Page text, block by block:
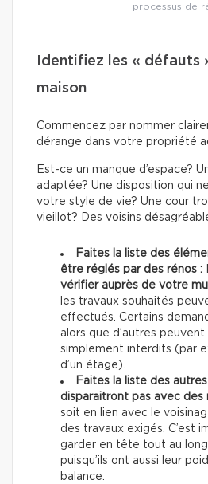
processus de
Identifiez les « défauts
maison
Commencez par nommer
dérange dans votre propriété
Est-ce un manque d’espace?
adaptée? Une disposition qui
votre style de vie? Une cour
vieillot? Des voisins
Faites la liste des
être réglés par des rénos :
vérifier auprès de votre
les travaux souhaités
effectués. Certains
alors que d’autres
simplement interdits (par
d’un étage).
Faites la liste des
disparaitront pas avec des
soit en lien avec le
des travaux exigés. C’est
garder en tête tout au long
puisqu’ils ont aussi leur
balance.